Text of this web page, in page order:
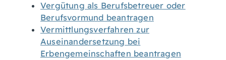
Vergütung als Berufsbetreuer oder
Berufsvormund beantragen
Vermittlungsverfahren zur
Auseinandersetzung bei
Erbengemeinschaften beantragen